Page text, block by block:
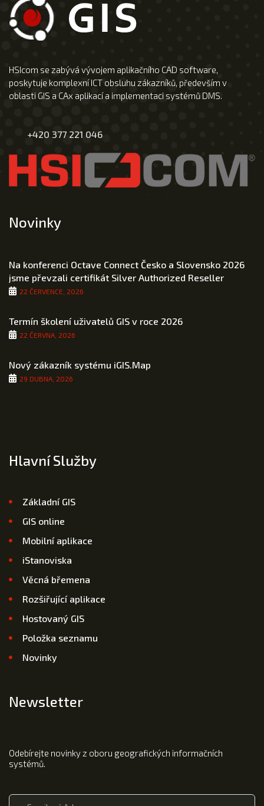
HSIcom se zabývá vývojem aplikačního CAD software,
poskytuje komplexní ICT obsluhu zákazníků, především v
oblasti GIS a CAx aplikací a implementaci systémů DMS.
+420 377 221 046
Novinky
Na konferenci Octave Connect Česko a Slovensko 2026
jsme převzali certifikát Silver Authorized Reseller
22 ČERVENCE, 2026
Termín školení uživatelů GIS v roce 2026
22 ČERVNA, 2026
Nový zákazník systému iGIS.Map
29 DUBNA, 2026
Hlavní Služby
Základní GIS
GIS online
Mobilní aplikace
iStanoviska
Věcná břemena
Rozšiřující aplikace
Hostovaný GIS
Položka seznamu
Novinky
Newsletter
Odebírejte novinky z oboru geografických informačních
systémů.